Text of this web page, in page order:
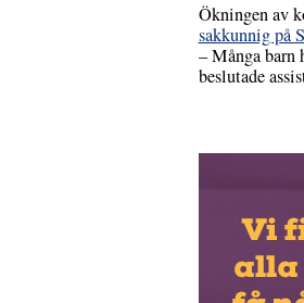
Ökningen av
sakkunnig på
– Många barn
beslutade